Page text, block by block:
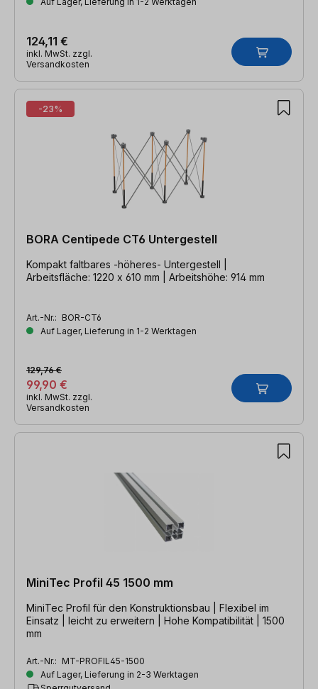
124,11 €
inkl. MwSt. zzgl.
Versandkosten
-23%
BORA Centipede CT6 Untergestell
Kompakt faltbares -höheres- Untergestell |
Arbeitsfläche: 1220 x 610 mm | Arbeitshöhe: 914 mm
Art.-Nr.: BOR-CT6
Auf Lager, Lieferung in 1-2 Werktagen
99,90 €
129,76 €
inkl. MwSt. zzgl.
Versandkosten
MiniTec Profil 45 1500 mm
MiniTec Profil für den Konstruktionsbau | Flexibel im
Einsatz | leicht zu erweitern | Hohe Kompatibilität | 1500
mm
Art.-Nr.: MT-PROFIL45-1500
Auf Lager, Lieferung in 2-3 Werktagen